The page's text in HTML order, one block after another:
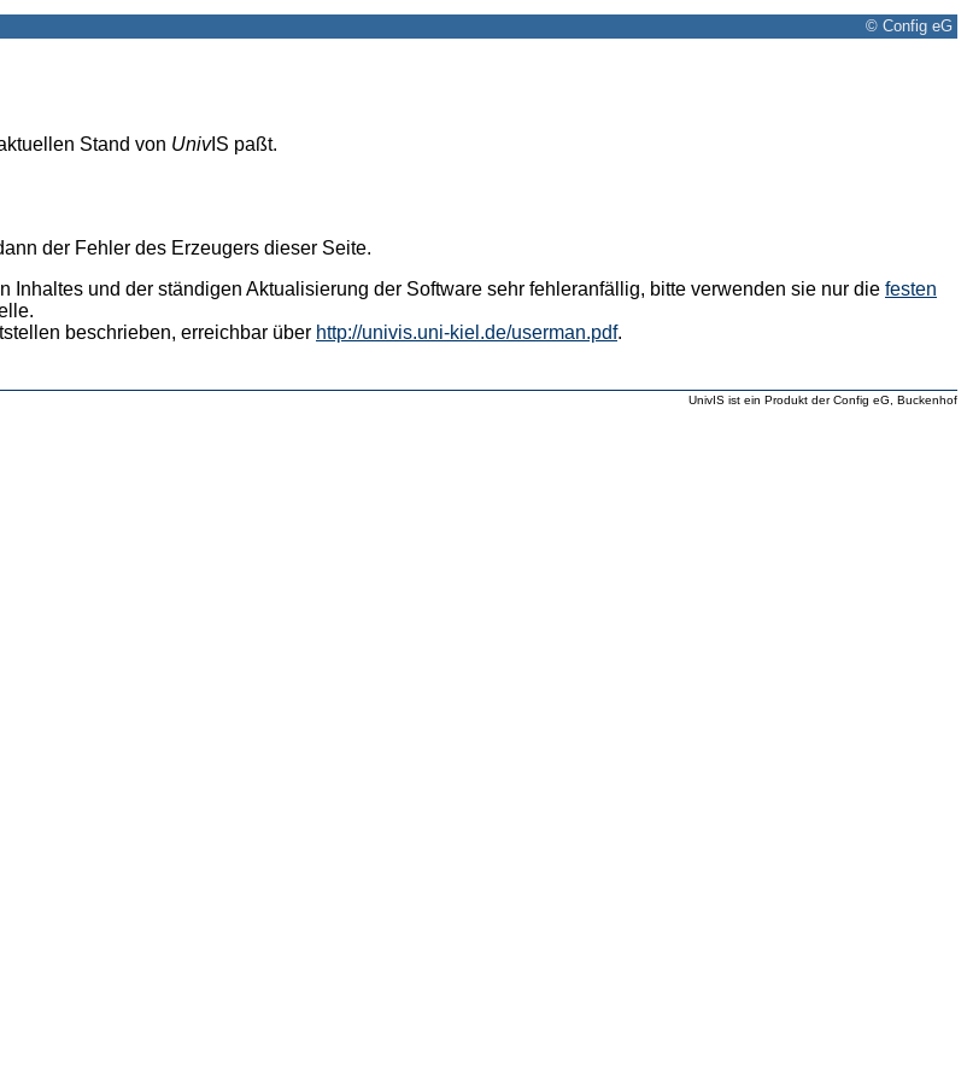
© Config eG
Stand von UnivIS paßt.
der Fehler des Erzeugers dieser Seite.
Inhaltes und der ständigen Aktualisierung der Software sehr fehleranfällig, bitte verwenden sie nur die festen
beschrieben, erreichbar über http://univis.uni-kiel.de/userman.pdf.
UnivIS ist ein Produkt der Config eG, Buckenhof